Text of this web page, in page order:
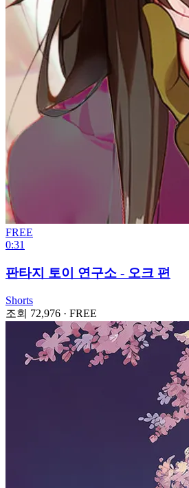
FREE
0:31
판타지 토이 연구소 - 오크 편
Shorts
조회 72,976 · FREE